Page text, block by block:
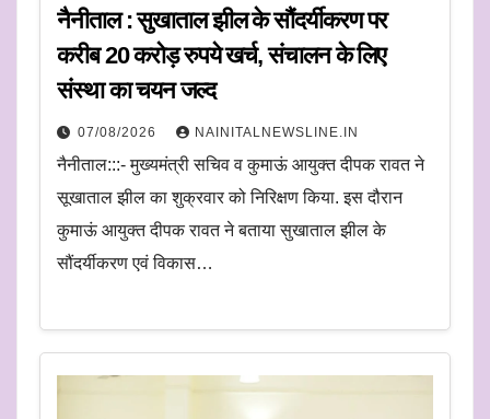
नैनीताल : सुखाताल झील के सौंदर्यीकरण पर
करीब 20 करोड़ रुपये खर्च, संचालन के लिए
संस्था का चयन जल्द
07/08/2026 NAINITALNEWSLINE.IN
नैनीताल:::- मुख्यमंत्री सचिव व कुमाऊं आयुक्त दीपक रावत ने
सूखाताल झील का शुक्रवार को निरिक्षण किया. इस दौरान
कुमाऊं आयुक्त दीपक रावत ने बताया सुखाताल झील के
सौंदर्यीकरण एवं विकास…